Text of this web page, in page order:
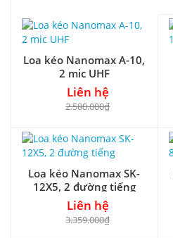
Loa kéo Nanomax A-10,
2 mic UHF
Liên hệ
2.580.000₫
Loa kéo Nanomax SK-
12X5, 2 đường tiếng
Liên hệ
3.359.000₫